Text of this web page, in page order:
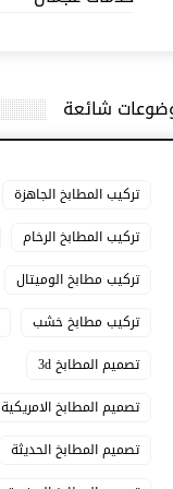
شائعة
تركيب المطابخ الجاهزة
تركيب المطابخ الرخام
تركيب مطابخ الوميتال
تركيب مطابخ خشب
تصميم المطابخ 3d
تصميم المطابخ الامريكية
تصميم المطابخ الحديثة